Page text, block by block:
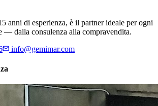
anni di esperienza, è il partner ideale per ogni
— dalla consulenza alla compravendita.
info@gemimar.com